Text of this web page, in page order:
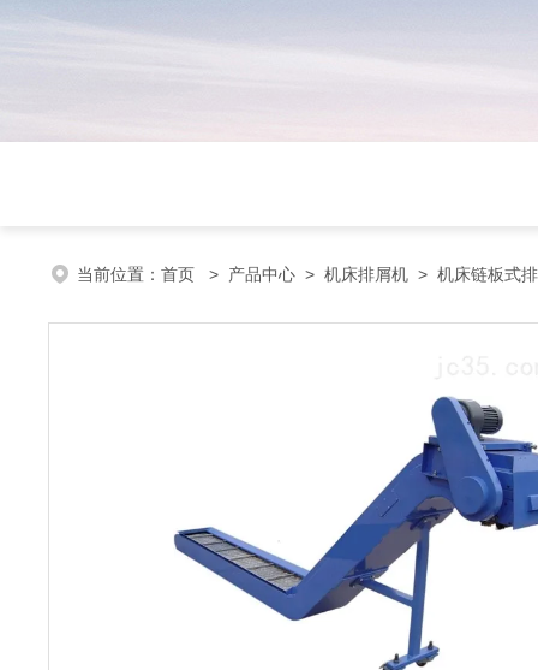
当前位置： 首页 > 产品中心 > 机床排屑机 > 机床链板式